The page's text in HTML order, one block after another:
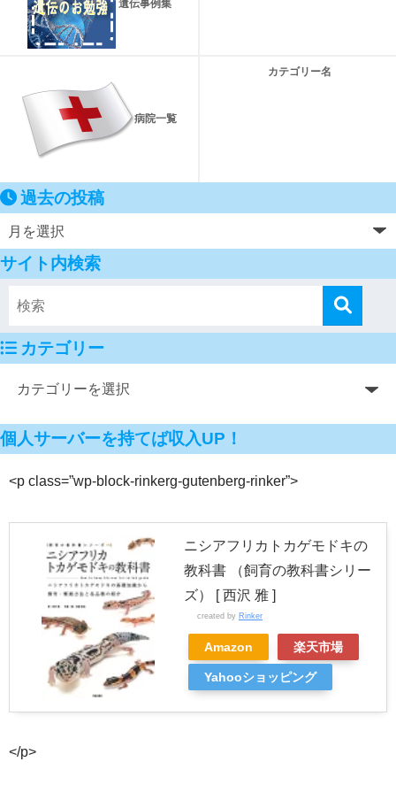
遺伝事例集
病院一覧
カテゴリー名
過去の投稿
サイト内検索
カテゴリー
個人サーバーを持てば収入UP！
<p class=”wp-block-rinkerg-gutenberg-rinker”>
ニシアフリカトカゲモドキの
教科書 （飼育の教科書シリー
ズ） [ 西沢 雅 ]
created by Rinker
Amazon 楽天市場
Yahooショッピング
</p>